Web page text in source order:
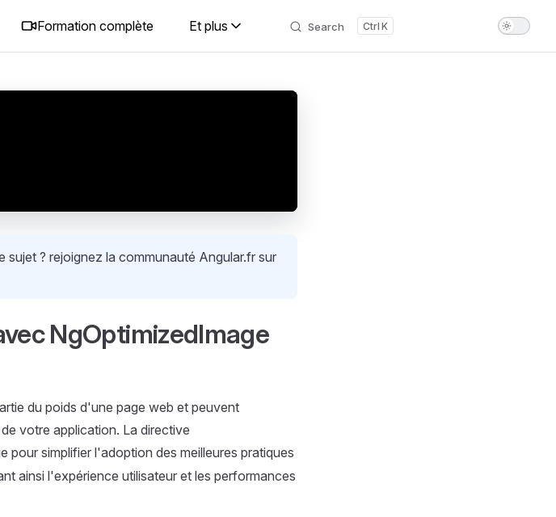
Formation complète Et plus Search K
? rejoignez la communauté Angular.fr sur
NgOptimizedImage
du poids d'une page web et peuvent
votre application. La directive
pour simplifier l'adoption des meilleures pratiques
ainsi l'expérience utilisateur et les performances